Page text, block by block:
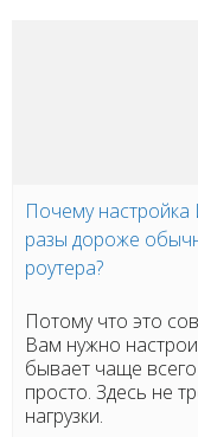
Почему настройка
разы дороже
роутера?
Потому что это
Вам нужно
бывает чаще
просто. Здесь не
нагрузки.